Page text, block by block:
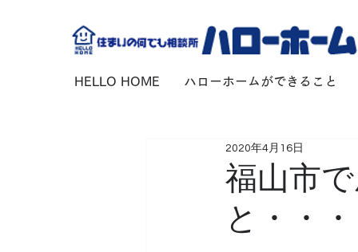
HELLO HOME ハローホームができること
福山市
と・・・
2020年4月16日